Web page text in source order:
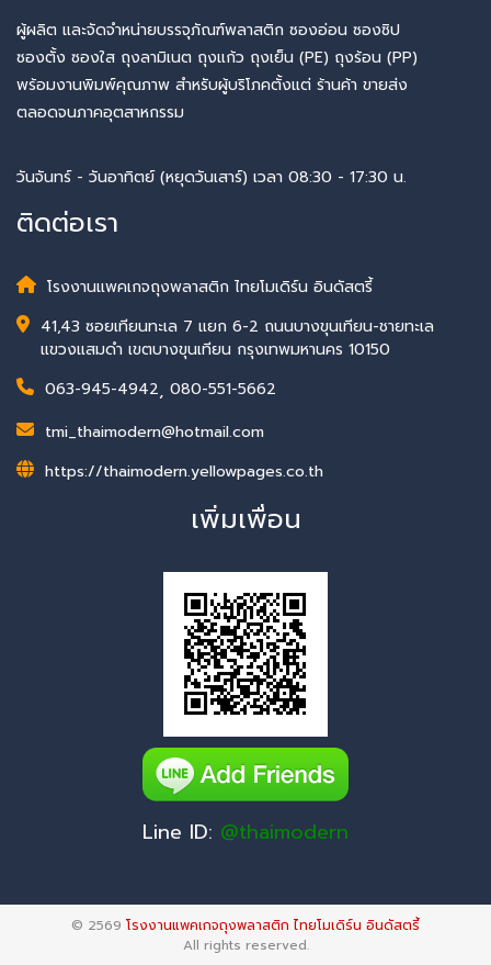
ผู้ผลิต และจัดจำหน่ายบรรจุภัณฑ์พลาสติก ซองอ่อน ซองซิป
ซองตั้ง ซองใส ถุงลามิเนต ถุงแก้ว ถุงเย็น (PE) ถุงร้อน (PP)
พร้อมงานพิมพ์คุณภาพ สำหรับผู้บริโภคตั้งแต่ ร้านค้า ขายส่ง
ตลอดจนภาคอุตสาหกรรม
วันจันทร์ - วันอาทิตย์ (หยุดวันเสาร์) เวลา 08:30 - 17:30 น.
ติดต่อเรา
โรงงานแพคเกจถุงพลาสติก ไทยโมเดิร์น อินดัสตรี้
41,43 ซอยเทียนทะเล 7 แยก 6-2 ถนนบางขุนเทียน-ชายทะเล
แขวงแสมดำ เขตบางขุนเทียน กรุงเทพมหานคร 10150
063-945-4942, 080-551-5662
tmi_thaimodern@hotmail.com
https://thaimodern.yellowpages.co.th
เพิ่มเพื่อน
Line ID: @thaimodern
© 2569 โรงงานแพคเกจถุงพลาสติก ไทยโมเดิร์น อินดัสตรี้
All rights reserved.